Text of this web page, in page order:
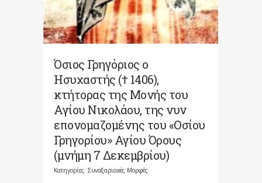
Όσιος Γρηγόριος ο
Ησυχαστής († 1406),
κτήτορας της Μονής του
Αγίου Νικολάου, της νυν
επονομαζομένης του «Οσίου
Γρηγορίου» Αγίου Όρους
(μνήμη 7 Δεκεμβρίου)
Κατηγορίες: Συναξαριακές Μορφές